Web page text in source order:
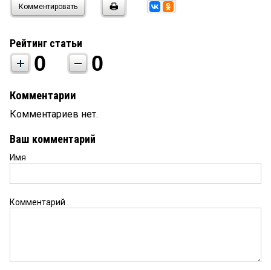
Комментировать
Рейтинг статьи
0 0
Комментарии
Комментариев нет.
Ваш комментарий
Имя
Комментарий